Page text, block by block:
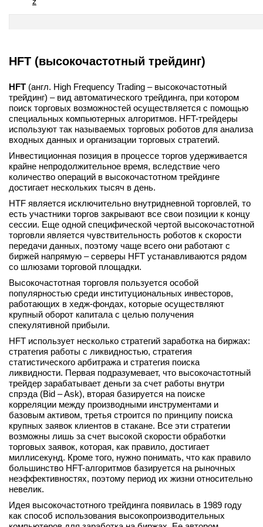
HFT (высокочастотный трейдинг)
HFT (англ. High Frequency Trading – высокочастотный
трейдинг) – вид автоматического трейдинга, при котором
поиск торговых возможностей осуществляется с помощью
специальных компьютерных алгоритмов. HFT-трейдеры
используют так называемых торговых роботов для анализа
входных данных и организации торговых стратегий.
Инвестиционная позиция в процессе торгов удерживается
крайне непродолжительное время, вследствие чего
количество операций в высокочастотном трейдинге
достигает нескольких тысяч в день.
HTF является исключительно внутридневной торговлей, то
есть участники торгов закрывают все свои позиции к концу
сессии. Еще одной специфической чертой высокочастотной
торговли является чувствительность роботов к скорости
передачи данных, поэтому чаще всего они работают с
биржей напрямую – серверы HFT устанавливаются рядом
со шлюзами торговой площадки.
Высокочастотная торговля пользуется особой
популярностью среди институциональных инвесторов,
работающих в хедж-фондах, которые осуществляют
крупный оборот капитала с целью получения
спекулятивной прибыли.
HFT использует несколько стратегий заработка на биржах:
стратегия работы с ликвидностью, стратегия
статистического арбитража и стратегия поиска
ликвидности. Первая подразумевает, что высокочастотный
трейдер зарабатывает деньги за счет работы внутри
спрэда (Bid – Ask), вторая базируется на поиске
корреляции между производными инструментами и
базовым активом, третья строится по принципу поиска
крупных заявок клиентов в стакане. Все эти стратегии
возможны лишь за счет высокой скорости обработки
торговых заявок, которая, как правило, достигает
миллисекунд. Кроме того, нужно понимать, что как правило
большинство HFT-алгоритмов базируется на рыночных
неэффективностях, поэтому период их жизни относительно
невелик.
Идея высокочастотного трейдинга появилась в 1989 году
как способ использования высокопроизводительных